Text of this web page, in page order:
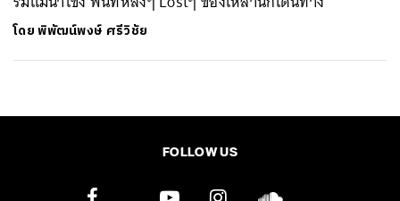
โดยพิพัฒน์พงษ์ ศรีวิชัย
FOLLOW US